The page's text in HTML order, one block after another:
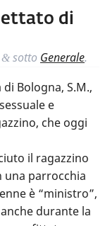
di
& sotto Generale.
Bologna, S.M.,
e
che oggi
il ragazzino
una parrocchia
è “ministro”,
durante la